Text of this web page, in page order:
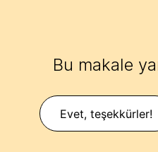
Bu makale
Evet, teşekkürler!